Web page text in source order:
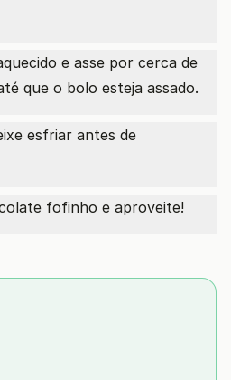
e asse por cerca de
que o bolo esteja assado.
esfriar antes de
fofinho e aproveite!